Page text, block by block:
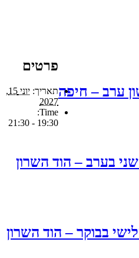
ערב – חיפה
בערב – הוד השרון
בבוקר – הוד השרון
פרטים
תאריך:
יוני 15,
2027
Time:
19:30 - 21:30